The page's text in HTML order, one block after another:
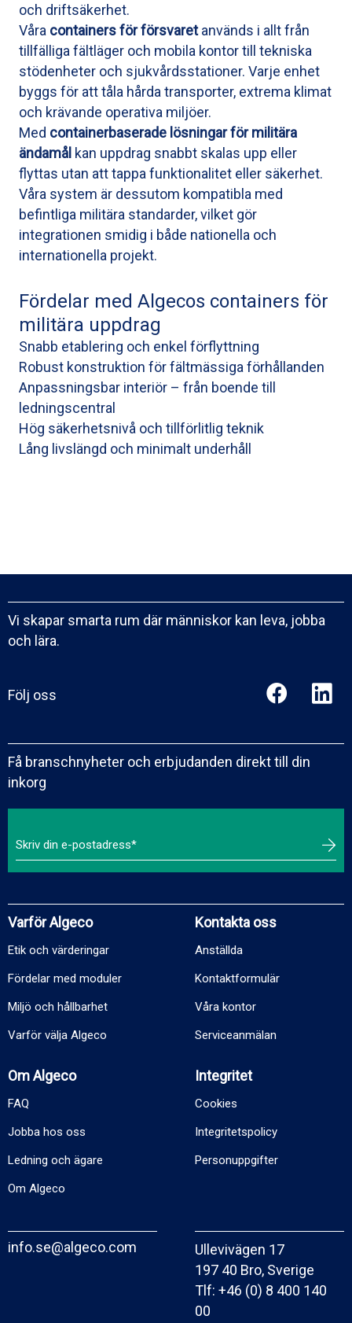
och driftsäkerhet.
Våra containers för försvaretanvänds i allt från
tillfälliga fältläger och mobila kontor till tekniska
stödenheter och sjukvårdsstationer. Varje enhet
byggs för att tåla hårda transporter, extrema klimat
och krävande operativa miljöer.
Med containerbaserade lösningar för militära
ändamål kan uppdrag snabbt skalas upp eller
flyttas utan att tappa funktionalitet eller säkerhet.
Våra system är dessutom kompatibla med
befintliga militära standarder, vilket gör
integrationen smidig i både nationella och
internationella projekt.
Fördelar med Algecos containers för
militära uppdrag
Snabb etablering och enkel förflyttning
Robust konstruktion för fältmässiga förhållanden
Anpassningsbar interiör – från boende till
ledningscentral
Hög säkerhetsnivå och tillförlitlig teknik
Lång livslängd och minimalt underhåll
Vi skapar smarta rum där människor kan leva, jobba
och lära.
Följ oss
Få branschnyheter och erbjudanden direkt till din
inkorg
Varför Algeco
Etik och värderingar
Fördelar med moduler
Miljö och hållbarhet
Varför välja Algeco
Kontakta oss
Anställda
Kontaktformulär
Våra kontor
Serviceanmälan
Om Algeco
FAQ
Jobba hos oss
Ledning och ägare
Om Algeco
Integritet
Cookies
Integritetspolicy
Personuppgifter
info.se@algeco.com
Ullevivägen 17
197 40 Bro, Sverige
Tlf: +46 (0) 8 400 140
00